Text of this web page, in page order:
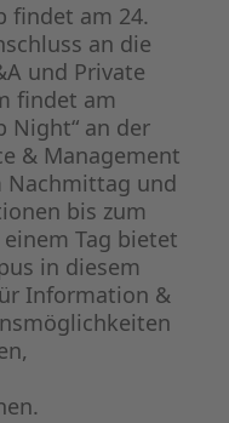
findet am 24.
an die
und Private
findet am
Night“ an der
& Management
Nachmittag und
bis zum
Tag bietet
in diesem
Information &